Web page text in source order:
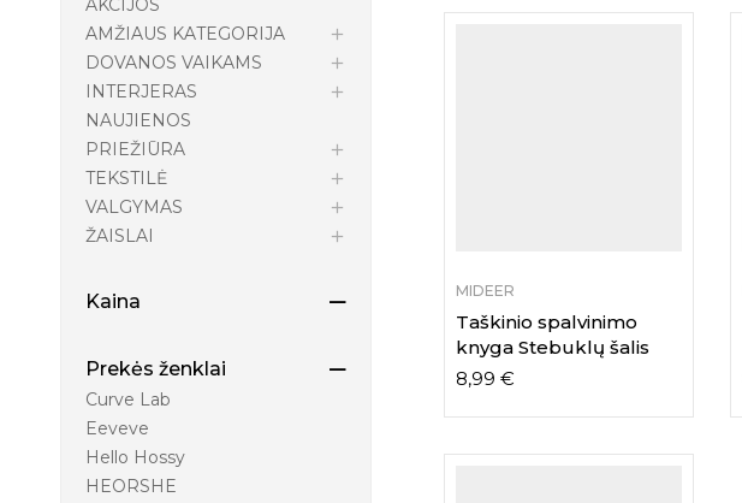
AKCIJOS
AMŽIAUS KATEGORIJA
DOVANOS VAIKAMS
INTERJERAS
NAUJIENOS
PRIEŽIŪRA
TEKSTILĖ
VALGYMAS
ŽAISLAI
Kaina
Prekės ženklai
Curve Lab
Eeveve
Hello Hossy
HEORSHE
MIDEER
Taškinio spalvinimo
knyga Stebuklų šalis
8,99 €